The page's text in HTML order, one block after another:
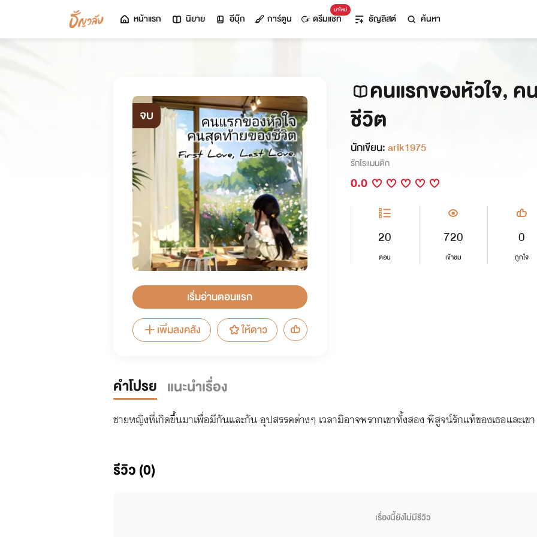
หน้าแรก นิยาย อีบุ๊ก การ์ตูน
มาใหม่
ดรีมแชท ธัญลิสต์ ค้นหา
จบ
เริ่มอ่านตอนแรก
เพิ่มลงคลัง
ให้ดาว
คนแรกของหัวใจ,
ชีวิต
นักเขียน:arik1975
รักโรแมนติก
0.0
20
ตอน
720
เข้าชม
0
ถูกใจ
คำโปรย แนะนำเรื่อง
ชายหญิงที่เกิดขึ้นมาเพื่อมีกันและกัน อุปสรรคต่างๆ เวลามิอาจพรากเขาทั้งสอง พิสูจน์รักแท้ของเธอและเขา
รีวิว (0)
เรื่องนี้ยังไม่มีรีวิว